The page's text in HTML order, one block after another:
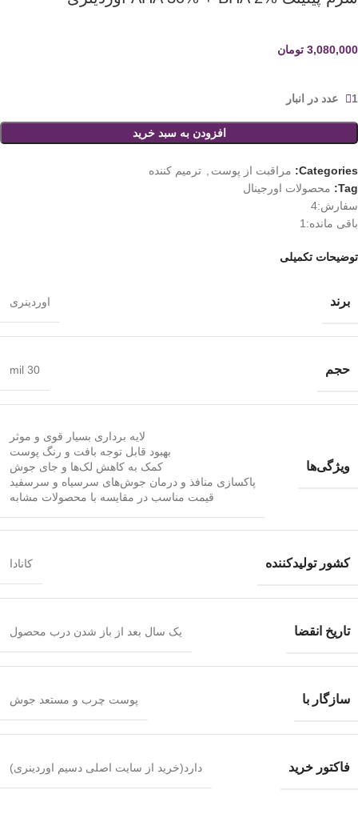
3,080,000 تومان
1 عدد در انبار
افزودن به سبد خرید
Categories: مراقبت از پوست
ترمیم کننده
Tag:
محصولات اورجینال
سفارش:4
باقی مانده: 1
توضیحات تکمیلی
برند اوردینری
حجم 30 mil
ویژگی‌ها
لایه برداری بسیار قوی و موثر
بهبود قابل توجه بافت و رنگ پوست
کمک به کاهش لک‌ها و جای جوش
پاکسازی منافذ و درمان جوش‌های سرسیاه و سرسفید
قیمت مناسب در مقایسه با محصولات مشابه
کشور تولیدکننده کانادا
تاریخ انقضا یک سال بعد از باز شدن درب محصول
سازگار با پوست چرب و مستعد جوش
فاکتور خرید دارد(خرید از سایت اصلی دسیم اوردینری)